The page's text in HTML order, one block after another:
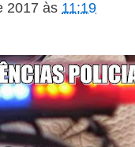
2017 às 11:19